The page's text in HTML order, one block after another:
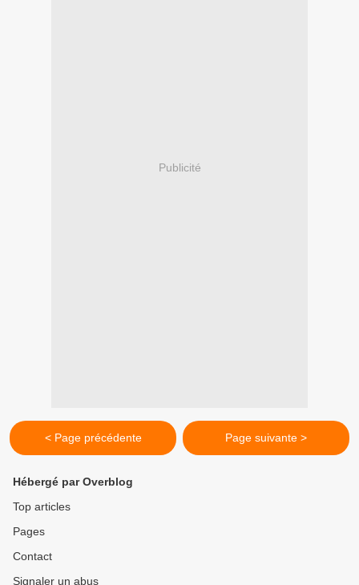
Publicité
< Page précédente Page suivante >
Hébergé par Overblog
Top articles
Pages
Contact
Signaler un abus